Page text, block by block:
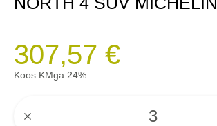
307,57 €
Koos KMga 24%